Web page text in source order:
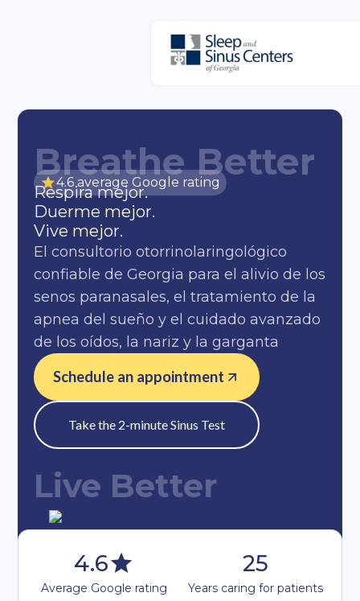
Breathe Better
4.6 average Google rating
Respira mejor.
Duerme mejor.
Vive mejor.
El consultorio otorrinolaringológico
confiable de Georgia para el alivio de los
senos paranasales, el tratamiento de la
apnea del sueño y el cuidado avanzado
de los oídos, la nariz y la garganta
Schedule an appointment
Take the 2-minute Sinus Test
Live Better
4.6
Average Google rating
25
Years caring for patients